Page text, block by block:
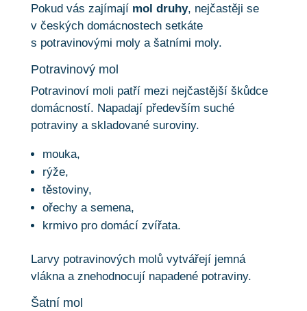
Pokud vás zajímají mol druhy, nejčastěji se
v českých domácnostech setkáte
s potravinovými moly a šatními moly.
Potravinový mol
Potravinoví moli patří mezi nejčastější škůdce
domácností. Napadají především suché
potraviny a skladované suroviny.
mouka,
rýže,
těstoviny,
ořechy a semena,
krmivo pro domácí zvířata.
Larvy potravinových molů vytvářejí jemná
vlákna a znehodnocují napadené potraviny.
Šatní mol